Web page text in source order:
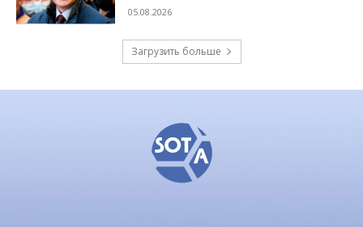
05.08.2026
Загрузить больше